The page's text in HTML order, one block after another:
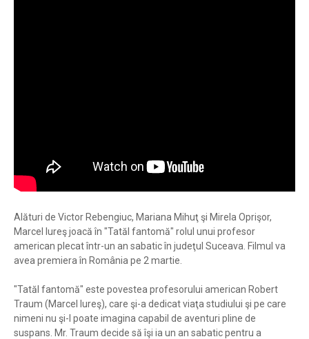
Alături de Victor Rebengiuc, Mariana Mihuţ şi Mirela Oprişor,
Marcel Iureş joacă în "Tatăl fantomă" rolul unui profesor
american plecat într-un an sabatic în judeţul Suceava. Filmul va
avea premiera în România pe 2 martie.
"Tatăl fantomă" este povestea profesorului american Robert
Traum (Marcel Iureş), care şi-a dedicat viaţa studiului şi pe care
nimeni nu şi-l poate imagina capabil de aventuri pline de
suspans. Mr. Traum decide să îşi ia un an sabatic pentru a